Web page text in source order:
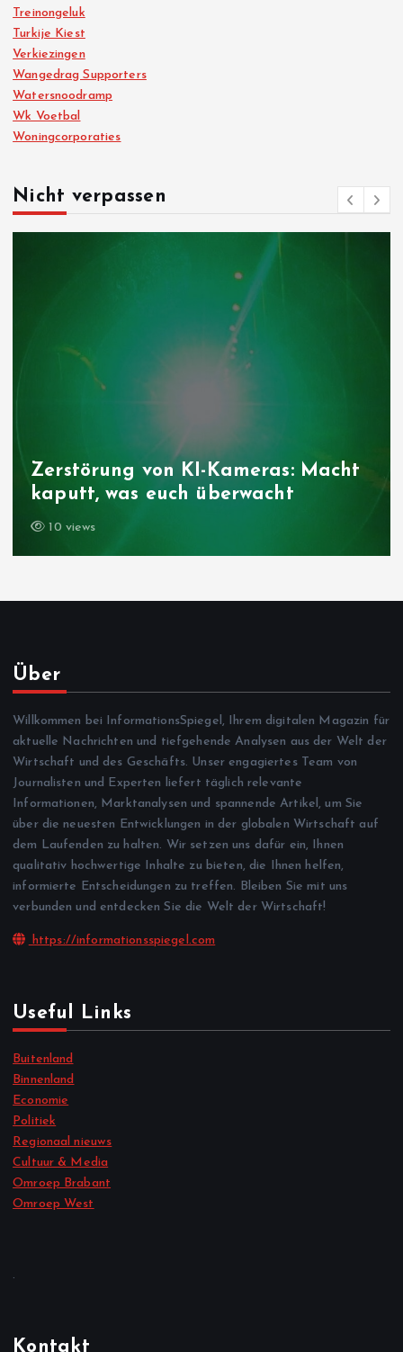
Treinongeluk
Turkije Kiest
Verkiezingen
Wangedrag Supporters
Watersnoodramp
Wk Voetbal
Woningcorporaties
Nicht verpassen
Zerstörung von KI-Kameras: Macht
kaputt, was euch überwacht
10 views
Über
Willkommen bei InformationsSpiegel, Ihrem digitalen Magazin für
aktuelle Nachrichten und tiefgehende Analysen aus der Welt der
Wirtschaft und des Geschäfts. Unser engagiertes Team von
Journalisten und Experten liefert täglich relevante
Informationen, Marktanalysen und spannende Artikel, um Sie
über die neuesten Entwicklungen in der globalen Wirtschaft auf
dem Laufenden zu halten. Wir setzen uns dafür ein, Ihnen
qualitativ hochwertige Inhalte zu bieten, die Ihnen helfen,
informierte Entscheidungen zu treffen. Bleiben Sie mit uns
verbunden und entdecken Sie die Welt der Wirtschaft!
https://informationsspiegel.com
Useful Links
Buitenland
Binnenland
Economie
Politiek
Regionaal nieuws
Cultuur & Media
Omroep Brabant
Omroep West
.
Kontakt